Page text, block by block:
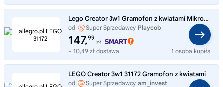
Lego Creator 3w1 Gramofon z kwiatami Mikrofon Radio Retro 31172
od Super Sprzedawcy Playcob
147,99
zł
+ 10,49 zł dostawa
1 osoba kupiła
LEGO Creator 3w1 31172 Gramofon z kwiatami
od Super Sprzedawcy am_invest